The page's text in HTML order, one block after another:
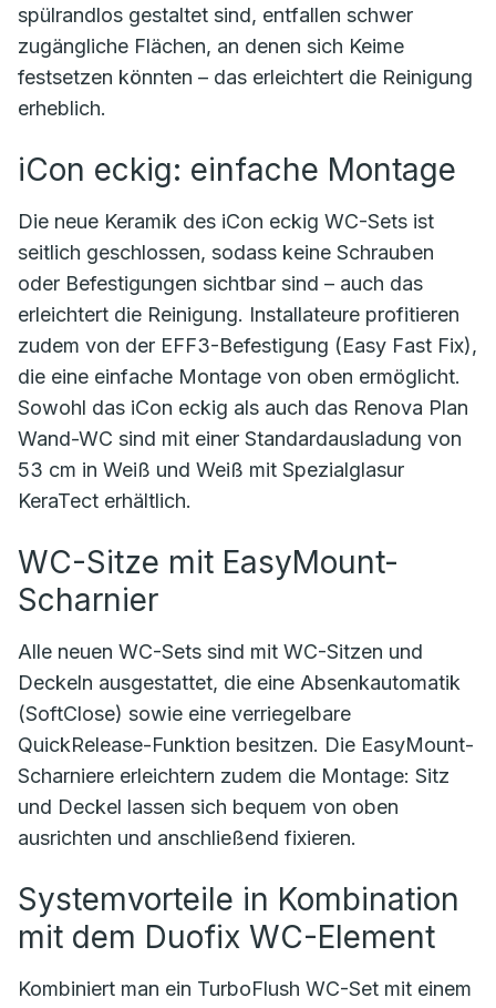
spülrandlos gestaltet sind, entfallen schwer
zugängliche Flächen, an denen sich Keime
festsetzen könnten – das erleichtert die Reinigung
erheblich.
iCon eckig: einfache Montage
Die neue Keramik des iCon eckig WC-Sets ist
seitlich geschlossen, sodass keine Schrauben
oder Befestigungen sichtbar sind – auch das
erleichtert die Reinigung. Installateure profitieren
zudem von der EFF3-Befestigung (Easy Fast Fix),
die eine einfache Montage von oben ermöglicht.
Sowohl das iCon eckig als auch das Renova Plan
Wand-WC sind mit einer Standardausladung von
53 cm in Weiß und Weiß mit Spezialglasur
KeraTect erhältlich.
WC-Sitze mit EasyMount-
Scharnier
Alle neuen WC-Sets sind mit WC-Sitzen und
Deckeln ausgestattet, die eine Absenkautomatik
(SoftClose) sowie eine verriegelbare
QuickRelease-Funktion besitzen. Die EasyMount-
Scharniere erleichtern zudem die Montage: Sitz
und Deckel lassen sich bequem von oben
ausrichten und anschließend fixieren.
Systemvorteile in Kombination
mit dem Duofix WC-Element
Kombiniert man ein TurboFlush WC-Set mit einem